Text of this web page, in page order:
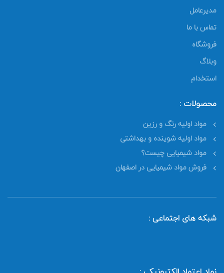
مدیرعامل
تماس با ما
فروشگاه
وبلاگ
استخدام
محصولات :
مواد اولیه رنگ و رزین
مواد اولیه شوینده و بهداشتی
مواد شیمیایی چیست؟
فروش مواد شیمیایی در اصفهان
شبکه های اجتماعی :